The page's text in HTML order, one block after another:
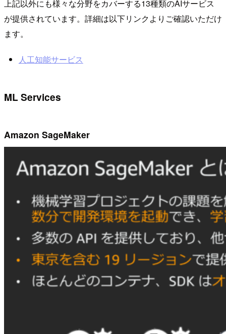
上記以外にも様々な分野をカバーする13種類のAIサービス
が提供されています。詳細は以下リンクよりご確認いただけ
ます。
人工知能サービス
ML Services
Amazon SageMaker